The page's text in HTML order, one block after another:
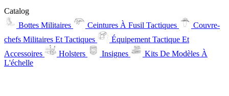
Catalog
Bottes Militaires
Ceintures À Fusil Tactiques
Couvre-
chefs Militaires Et Tactiques
Équipement Tactique Et
Accessoires
Holsters Insignes
Kits De Modèles À
L'échelle